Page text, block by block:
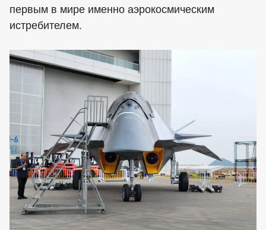
первым в мире именно аэрокосмическим
истребителем.